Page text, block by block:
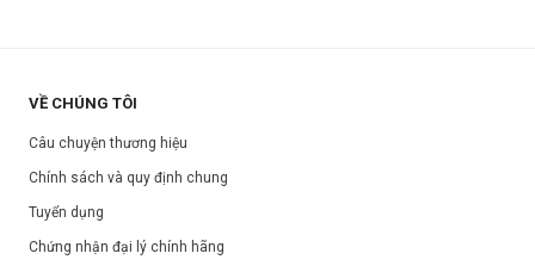
VỀ CHÚNG TÔI
Câu chuyện thương hiệu
Chính sách và quy định chung
Tuyển dụng
Chứng nhận đại lý chính hãng